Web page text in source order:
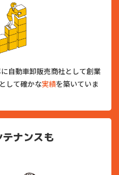
自動車卸販売商社として創業
して確かな実績を築いていま
ナンスも